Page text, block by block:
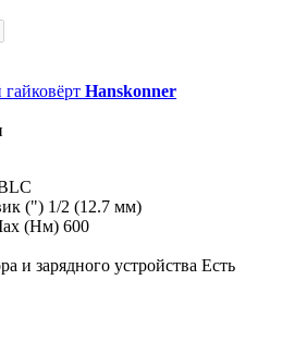
Hanskonner
(") 1/2 (12.7 мм)
(Нм) 600
и зарядного устройства Есть